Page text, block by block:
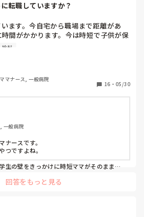
転職していますか？
ます。今自宅から職場まで距離があ
間がかかります。今は時短で子供が保
、小学校にあがると時短ではなくなる
いです。
、実際の条件や的確な給料表示など良
、どのように転職活動したか教えていた
給料
マナース, 一般病院
16 ・ 05/30
一般病院
ナースです。
つですよね。
生の壁をきっかけに時短ママがそのまま退
いですし、1人でお留守番も難しい時期で
交渉して、結果的に小学三年生までは時短
なりました。
回答をもっと見る